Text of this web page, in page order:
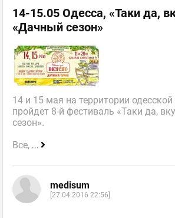
14-15.05 Одесса, «Таки да,
«Дачный сезон»
14 и 15 мая на территории
пройдет 8-й фестиваль «Таки да,
сезон».
Все, ...
medisum
[27.04.2016 22:56]